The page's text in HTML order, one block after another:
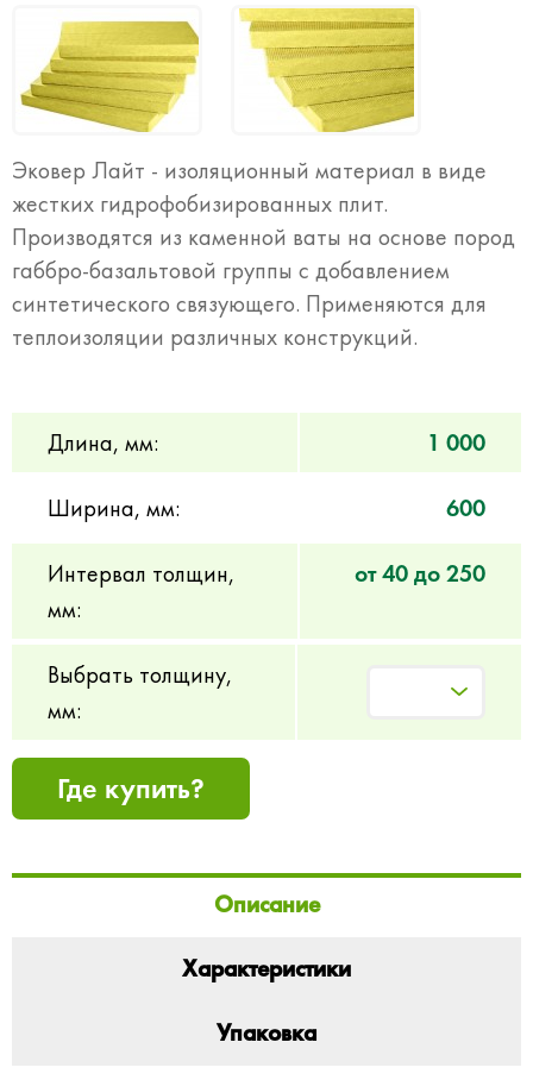
Эковер Лайт - изоляционный материал в виде
жестких гидрофобизированных плит.
Производятся из каменной ваты на основе пород
габбро-базальтовой группы с добавлением
синтетического связующего. Применяются для
теплоизоляции различных конструкций.
Длина, мм: 1 000
Ширина, мм: 600
Интервал толщин,
мм:
от 40 до 250
Выбрать толщину,
мм:
Где купить?
Описание
Характеристики
Упаковка